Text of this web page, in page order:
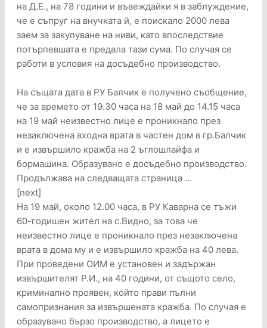
на Д.Е., на 78 години и въвеждайки я в заблуждение,
че е съпруг на внучката й, е поискало 2000 лева
заем за закупуване на ниви, като впоследствие
потърпевшата е предала тази сума. По случая се
работи в условия на досъдебно производство.
На същата дата в РУ Балчик е получено съобщение,
че за времето от 19.30 часа на 18 май до 14.15 часа
на 19 май неизвестно лице е проникнало през
незаключена входна врата в частен дом в гр.Балчик
и е извършило кражба на 2 ъглошлайфа и
бормашина. Образувано е досъдебно производство.
Продължава на следващата страница ...
[next]
На 19 май, около 12.00 часа, в РУ Каварна се тъжи
60-годишен жител на с.Видно, за това че
неизвестно лице е проникнало през незаключена
врата в дома му и е извършило кражба на 40 лева.
При проведени ОИМ е установен и задържан
извършителят Р.И., на 40 години, от същото село,
криминално проявен, който прави пълни
самопризнания за извършената кражба. По случая е
образувано бързо производство, а лицето е